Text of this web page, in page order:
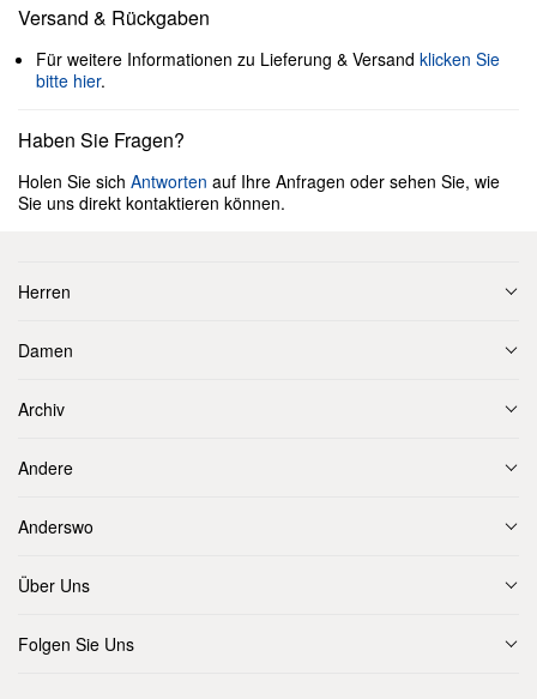
Versand & Rückgaben
Für weitere Informationen zu Lieferung & Versand klicken Sie
bitte hier.
Haben Sie Fragen?
Holen Sie sich Antworten auf Ihre Anfragen oder sehen Sie, wie
Sie uns direkt kontaktieren können.
Herren
Damen
Archiv
Andere
Anderswo
Über Uns
Folgen Sie Uns